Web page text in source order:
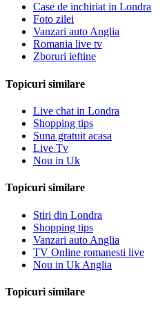
Case de inchiriat in Londra
Foto zilei
Vanzari auto Anglia
Romania live tv
Zboruri ieftine
Topicuri similare
Live chat in Londra
Shopping tips
Suna gratuit acasa
Live Tv
Nou in Uk
Topicuri similare
Stiri din Londra
Shopping tips
Vanzari auto Anglia
TV Online romanesti live
Nou in Uk Anglia
Topicuri similare